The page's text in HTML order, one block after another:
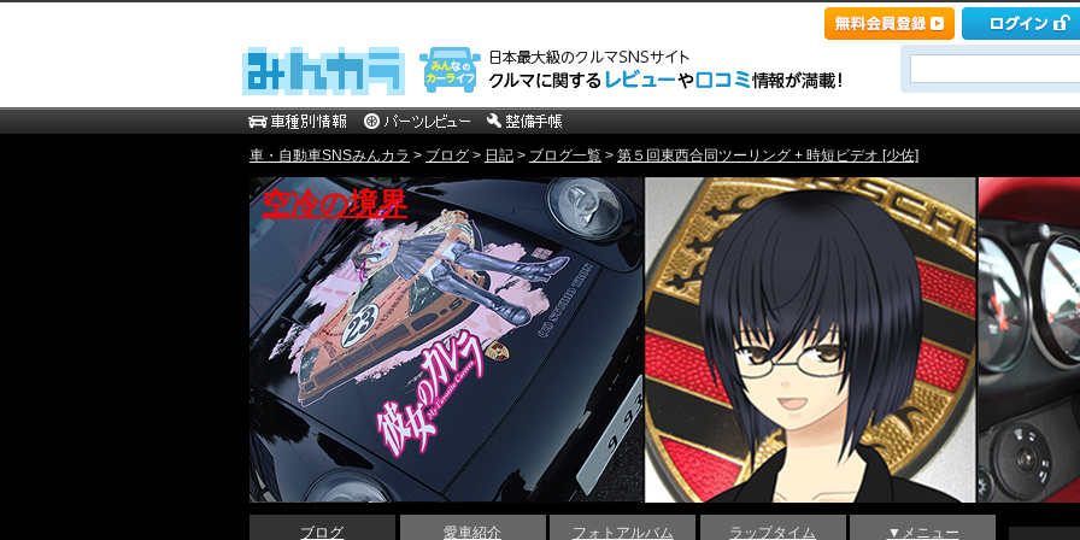
車・自動車SNSみんカラ > ブログ > 日記 > ブログ一覧 > 第５回東西合同ツーリング + 時短ビデオ [少佐]
空冷の境界
ブログ 愛車紹介 フォトアルバム ラップタイム ▼メニュー